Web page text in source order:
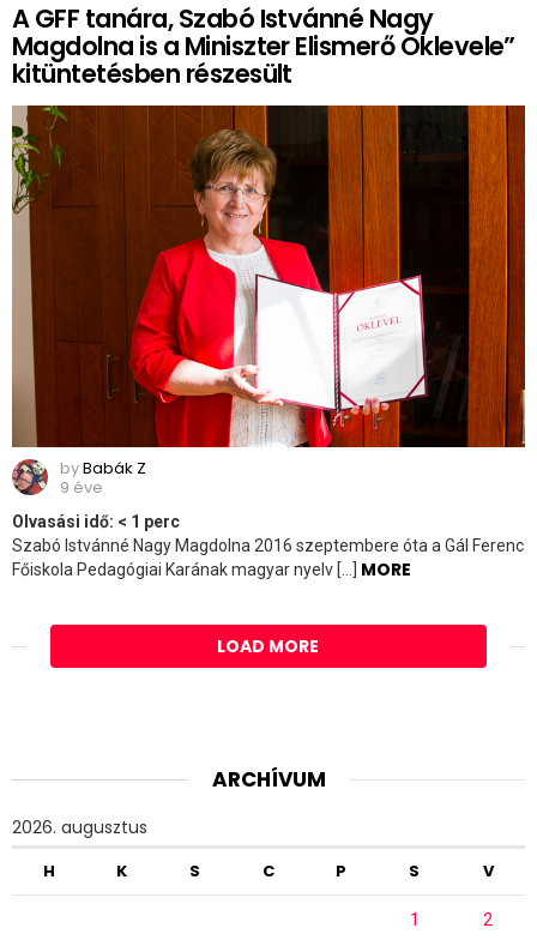
A GFF tanára, Szabó Istvánné Nagy
Magdolna is a Miniszter Elismerő Oklevele”
kitüntetésben részesült
byBabák Z
9 éve
Olvasási idő: < 1 perc
Szabó Istvánné Nagy Magdolna 2016 szeptembere óta a Gál Ferenc
Főiskola Pedagógiai Karának magyar nyelv […] MORE
LOAD MORE
ARCHÍVUM
2026. augusztus
H K S C P S V
1 2